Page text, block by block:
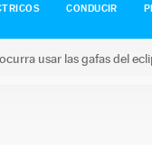
CONDUCIR
usar las gafas del